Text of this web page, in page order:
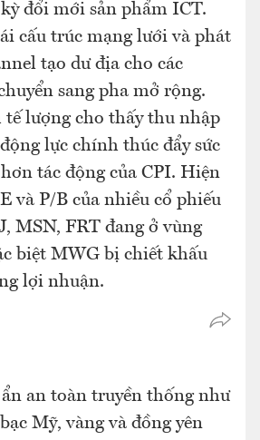
đổi mới sản phẩm ICT.
cấu trúc mạng lưới và phát
tạo dư địa cho các
sang pha mở rộng.
lượng cho thấy thu nhập
lực chính thúc đẩy sức
tác động của CPI. Hiện
và P/B của nhiều cổ phiếu
MSN, FRT đang ở vùng
biệt MWG bị chiết khấu
lợi nhuận.
an toàn truyền thống như
Mỹ, vàng và đồng yên